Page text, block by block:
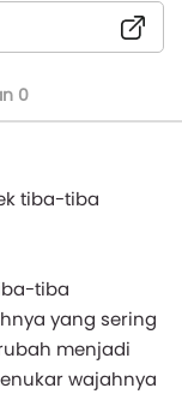
0
tiba-tiba
tiba
yang sering
menjadi
wajahnya